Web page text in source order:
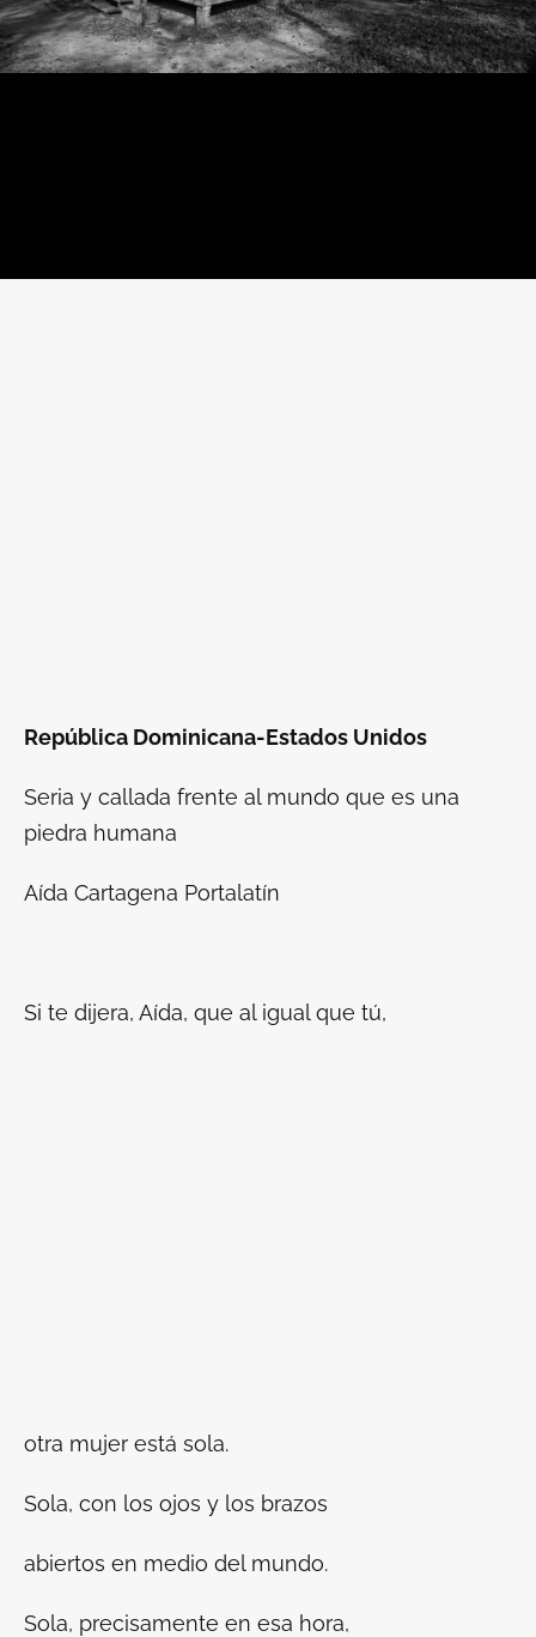
República Dominicana-Estados Unidos
Seria y callada frente al mundo que es una
piedra humana
Aída Cartagena Portalatín
Si te dijera, Aída, que al igual que tú,
otra mujer está sola.
Sola, con los ojos y los brazos
abiertos en medio del mundo.
Sola, precisamente en esa hora,